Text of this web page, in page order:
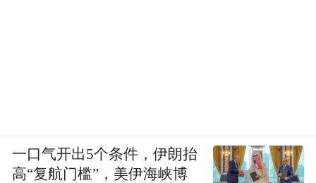
一口气开出5个条件，伊朗抬
高“复航门槛”，美伊海峡博